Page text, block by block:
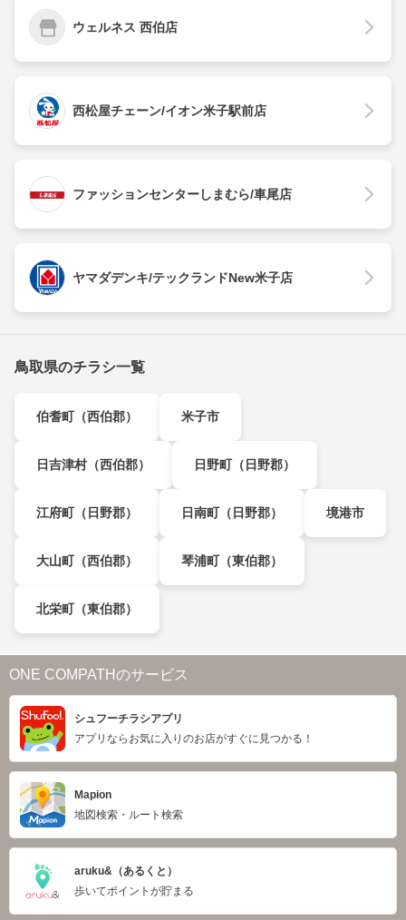
ウェルネス 西伯店
西松屋チェーン/イオン米子駅前店
ファッションセンターしまむら/車尾店
ヤマダデンキ/テックランドNew米子店
鳥取県のチラシ一覧
伯耆町（西伯郡） 米子市
日吉津村（西伯郡） 日野町（日野郡）
江府町（日野郡） 日南町（日野郡） 境港市
大山町（西伯郡） 琴浦町（東伯郡）
北栄町（東伯郡）
ONE COMPATHのサービス
シュフーチラシアプリ
アプリならお気に入りのお店がすぐに見つかる！
Mapion
地図検索・ルート検索
aruku&（あるくと）
歩いてポイントが貯まる